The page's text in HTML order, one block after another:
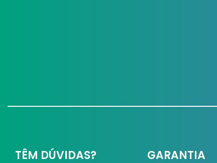
TÊM DÚVIDAS? GARANTIA